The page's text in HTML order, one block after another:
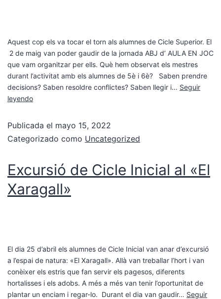
Aquest cop els va tocar el torn als alumnes de Cicle Superior. El
2 de maig van poder gaudir de la jornada ABJ d’ AULA EN JOC
que vam organitzar per ells. Què hem observat els mestres
durant l’activitat amb els alumnes de 5è i 6è? Saben prendre
decisions? Saben resoldre conflictes? Saben llegir i… Seguir
leyendo
Publicada el mayo 15, 2022
Categorizado como Uncategorized
Excursió de Cicle Inicial al «El
Xaragall»
El dia 25 d’abril els alumnes de Cicle Inicial van anar d’excursió
a l’espai de natura: «El Xaragall». Allà van treballar l’hort i van
conèixer els estris que fan servir els pagesos, diferents
hortalisses i els adobs. A més a més van tenir l’oportunitat de
plantar un enciam i regar-lo. Durant el dia van gaudir… Seguir